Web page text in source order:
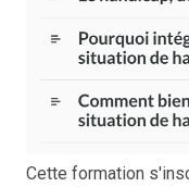
Cette formation